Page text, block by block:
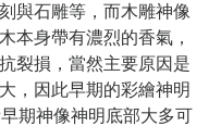
與石雕等，而木雕神像
本身帶有濃烈的香氣，
裂損，當然主要原因是
，因此早期的彩繪神明
期神像神明底部大多可